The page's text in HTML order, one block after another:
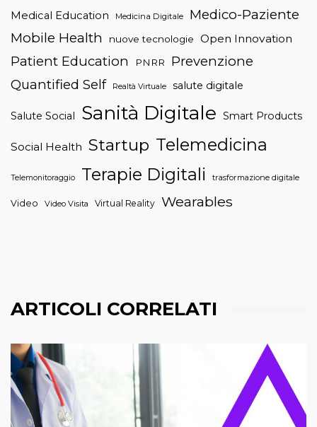
Medical Education Medicina Digitale
Medico-Paziente
Mobile Health
nuove tecnologie Open Innovation
Patient Education PNRR
Prevenzione
Quantified Self
Realtà Virtuale salute digitale
Salute Social Sanità Digitale Smart Products
Social Health Startup Telemedicina
Telemonitoraggio Terapie Digitali trasformazione digitale
Video Video Visita Virtual Reality Wearables
ARTICOLI CORRELATI